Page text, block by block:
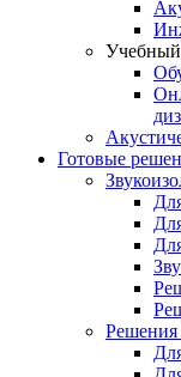
Готовые
Решения